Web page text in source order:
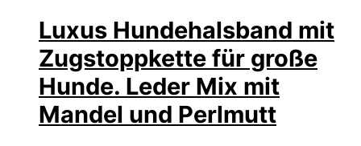
Luxus Hundehalsband mit
Zugstoppkette für große
Hunde. Leder Mix mit
Mandel und Perlmutt